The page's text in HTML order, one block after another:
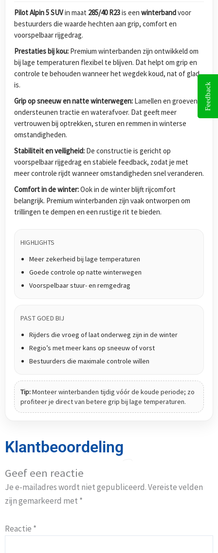
Pilot Alpin 5 SUVin maat 285/40 R23is een winterbandvoor
bestuurders die waarde hechten aan grip, comfort en
voorspelbaar rijgedrag.
Prestaties bij kou: Premium winterbanden zijn ontwikkeld om
bij lage temperaturen flexibel te blijven. Dat helpt om grip en
controle te behouden wanneer het wegdek koud, nat of glad
is.
Grip op sneeuw en natte winterwegen: Lamellen en groeven
ondersteunen tractie en waterafvoer. Dat geeft meer
vertrouwen bij optrekken, sturen en remmen in winterse
omstandigheden.
Stabiliteit en veiligheid: De constructie is gericht op
voorspelbaar rijgedrag en stabiele feedback, zodat je met
meer controle rijdt wanneer omstandigheden snel veranderen.
Comfort in de winter:Ook in de winter blijft rijcomfort
belangrijk. Premium winterbanden zijn vaak ontworpen om
trillingen te dempen en een rustige rit te bieden.
HIGHLIGHTS
Meer zekerheid bij lage temperaturen
Goede controle op natte winterwegen
Voorspelbaar stuur- en remgedrag
PAST GOED BIJ
Rijders die vroeg of laat onderweg zijn in de winter
Regio’s met meer kans op sneeuw of vorst
Bestuurders die maximale controle willen
Tip:Monteer winterbanden tijdig vóór de koude periode; zo
profiteer je direct van betere grip bij lage temperaturen.
Klantbeoordeling
Geef een reactie
Je e-mailadres wordt niet gepubliceerd.Vereiste velden
zijn gemarkeerd met *
Reactie *
Feedback